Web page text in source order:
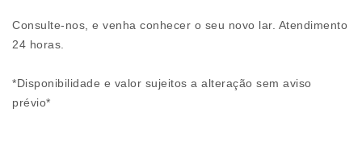
Consulte-nos, e venha conhecer o seu novo lar. Atendimento
24 horas.
*Disponibilidade e valor sujeitos a alteração sem aviso
prévio*